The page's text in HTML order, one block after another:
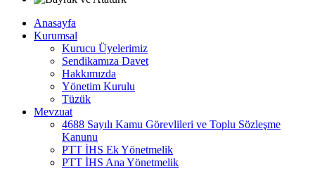
Anasayfa
Kurumsal
Kurucu Üyelerimiz
Sendikamıza Davet
Hakkımızda
Yönetim Kurulu
Tüzük
Mevzuat
4688 Sayılı Kamu Görevlileri ve Toplu Sözleşme
Kanunu
PTT İHS Ek Yönetmelik
PTT İHS Ana Yönetmelik